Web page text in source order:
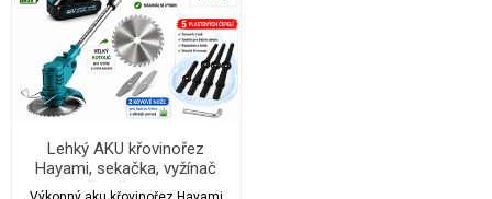
Lehký AKU křovinořez
Hayami, sekačka, vyžínač
3v1 s příslušenstvím - 2x